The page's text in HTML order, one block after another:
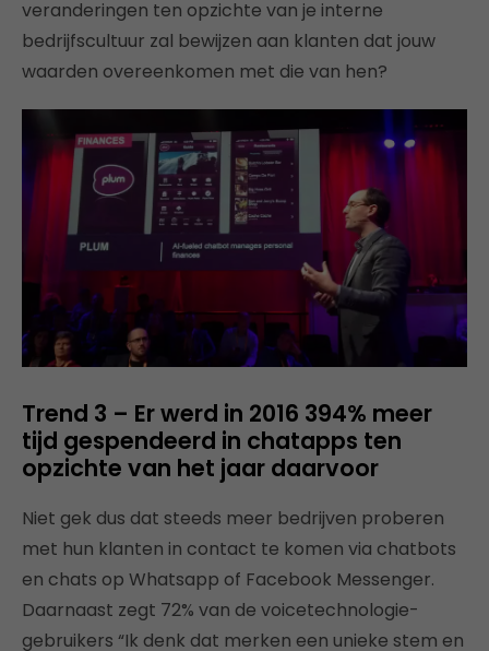
veranderingen ten opzichte van je interne
bedrijfscultuur zal bewijzen aan klanten dat jouw
waarden overeenkomen met die van hen?
Trend 3 – Er werd in 2016 394% meer
tijd gespendeerd in chatapps ten
opzichte van het jaar daarvoor
Niet gek dus dat steeds meer bedrijven proberen
met hun klanten in contact te komen via chatbots
en chats op Whatsapp of Facebook Messenger.
Daarnaast zegt 72% van de voicetechnologie-
gebruikers “Ik denk dat merken een unieke stem en